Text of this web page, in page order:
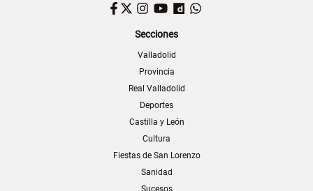
Facebook
TwitterInstagram
YouTubeDailymotion
Secciones
Valladolid
Provincia
Real Valladolid
Deportes
Castilla y León
Cultura
Fiestas de San Lorenzo
Sanidad